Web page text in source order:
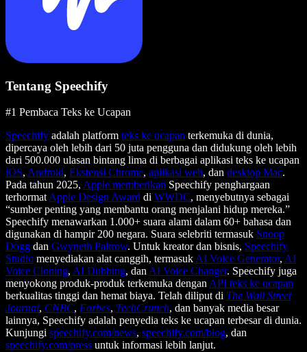
Tentang Speechify
#1 Pembaca Teks ke Ucapan
Speechify adalah platform teks ke ucapan terkemuka di dunia,
dipercaya oleh lebih dari 50 juta pengguna dan didukung oleh lebih
dari 500.000 ulasan bintang lima di berbagai aplikasi teks ke ucapan
iOS, Android, Ekstensi Chrome, aplikasi web, dan desktop Mac.
Pada tahun 2025, Apple memberikan Speechify penghargaan
terhormatApple Design Award di WWDC, menyebutnya sebagai
“sumber penting yang membantu orang menjalani hidup mereka.”
Speechify menawarkan 1.000+ suara alami dalam 60+ bahasa dan
digunakan di hampir 200 negara. Suara selebriti termasuk Snoop
Dogg dan Gwyneth Paltrow. Untuk kreator dan bisnis, Speechify
Studio menyediakan alat canggih, termasukAI Voice Generator, AI
Voice Cloning, AI Dubbing, danAI Voice Changer. Speechify juga
menyokong produk-produk terkemuka denganAPI teks ke ucapan
berkualitas tinggi dan hemat biaya. Telah diliput di The Wall Street
Journal, CNBC, Forbes, TechCrunch, dan banyak media besar
lainnya, Speechify adalah penyedia teks ke ucapan terbesar di dunia.
Kunjungi speechify.com/news, speechify.com/blog, dan
speechify.com/press untuk informasi lebih lanjut.